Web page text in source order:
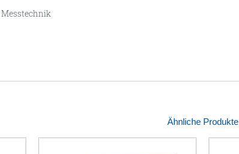
Messtechnik
Ähnliche Produkte